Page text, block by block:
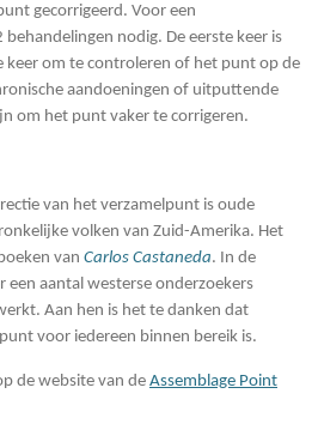
gecorrigeerd. Voor een
nodig. De eerste keer is
keer om te controleren of het punt op de
aandoeningen of uitputtende
om het punt vaker te corrigeren.
van het verzamelpunt is oude
volken van Zuid-Amerika. Het
van Carlos Castaneda. In de
aantal westerse onderzoekers
Aan hen is het te danken dat
voor iedereen binnen bereik is.
de website van de Assemblage Point